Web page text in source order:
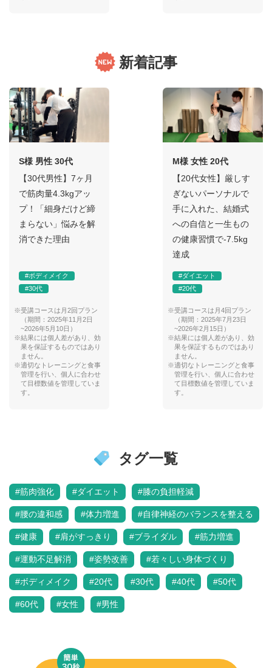
新着記事
S様 男性 30代
【30代男性】7ヶ月
で筋肉量4.3kgアッ
プ！「細身だけど締
まらない」悩みを解
消できた理由
#ボディメイク
#30代
※受講コースは月2回プラン
（期間：2025年11月2日
~2026年5月10日）
※結果には個人差があり、効
果を保証するものではあり
ません。
※適切なトレーニングと食事
管理を行い、個人に合わせ
て目標数値を管理していま
す。
M様 女性 20代
【20代女性】厳しす
ぎないパーソナルで
手に入れた、結婚式
への自信と一生もの
の健康習慣で-7.5kg
達成
#ダイエット
#20代
※受講コースは月4回プラン
（期間：2025年7月23日
~2026年2月15日）
※結果には個人差があり、効
果を保証するものではあり
ません。
※適切なトレーニングと食事
管理を行い、個人に合わせ
て目標数値を管理していま
す。
タグ一覧
#筋肉強化 #ダイエット #膝の負担軽減
#腰の違和感 #体力増進 #自律神経のバランスを整える
#健康 #肩がすっきり #ブライダル #筋力増進
#運動不足解消 #姿勢改善 #若々しい身体づくり
#ボディメイク #20代 #30代 #40代 #50代
#60代 #女性 #男性